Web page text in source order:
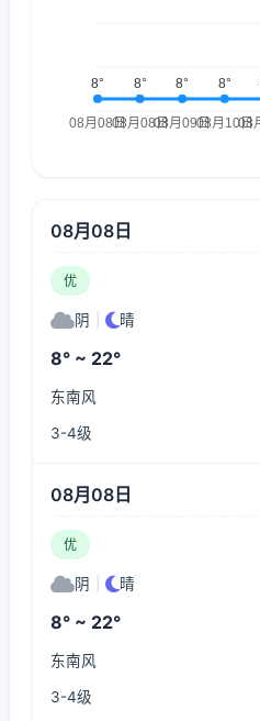
08月08日
优
阴 晴
8° ~ 22°
东南风
3-4级
08月08日
优
阴 晴
8° ~ 22°
东南风
3-4级